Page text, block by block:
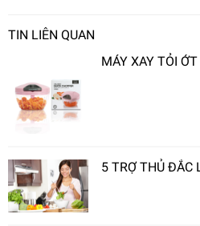
TIN LIÊN QUAN
MÁY XAY TỎI
5 TRỢ THỦ ĐẮC